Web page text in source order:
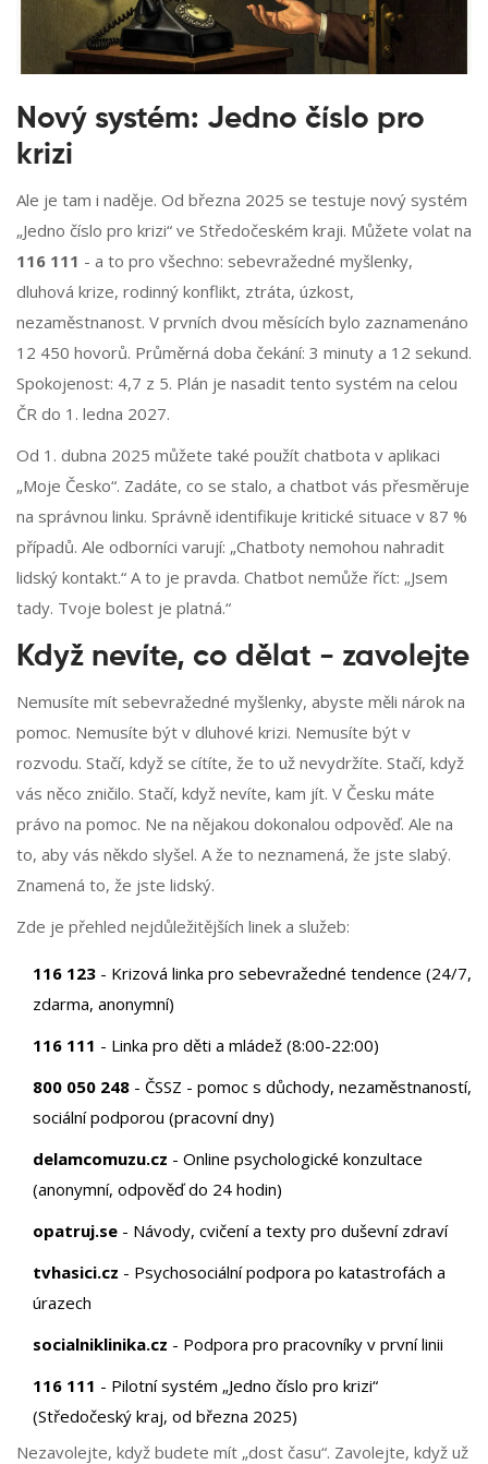
Nový systém: Jedno číslo pro
krizi
Ale je tam i naděje. Od března 2025 se testuje nový systém
„Jedno číslo pro krizi“ ve Středočeském kraji. Můžete volat na
116 111 - a to pro všechno: sebevražedné myšlenky,
dluhová krize, rodinný konflikt, ztráta, úzkost,
nezaměstnanost. V prvních dvou měsících bylo zaznamenáno
12 450 hovorů. Průměrná doba čekání: 3 minuty a 12 sekund.
Spokojenost: 4,7 z 5. Plán je nasadit tento systém na celou
ČR do 1. ledna 2027.
Od 1. dubna 2025 můžete také použít chatbota v aplikaci
„Moje Česko“. Zadáte, co se stalo, a chatbot vás přesměruje
na správnou linku. Správně identifikuje kritické situace v 87 %
případů. Ale odborníci varují: „Chatboty nemohou nahradit
lidský kontakt.“ A to je pravda. Chatbot nemůže říct: „Jsem
tady. Tvoje bolest je platná.“
Když nevíte, co dělat - zavolejte
Nemusíte mít sebevražedné myšlenky, abyste měli nárok na
pomoc. Nemusíte být v dluhové krizi. Nemusíte být v
rozvodu. Stačí, když se cítíte, že to už nevydržíte. Stačí, když
vás něco zničilo. Stačí, když nevíte, kam jít. V Česku máte
právo na pomoc. Ne na nějakou dokonalou odpověď. Ale na
to, aby vás někdo slyšel. A že to neznamená, že jste slabý.
Znamená to, že jste lidský.
Zde je přehled nejdůležitějších linek a služeb:
116 123 - Krizová linka pro sebevražedné tendence (24/7,
zdarma, anonymní)
116 111 - Linka pro děti a mládež (8:00-22:00)
800 050 248 - ČSSZ - pomoc s důchody, nezaměstnaností,
sociální podporou (pracovní dny)
delamcomuzu.cz - Online psychologické konzultace
(anonymní, odpověď do 24 hodin)
opatruj.se - Návody, cvičení a texty pro duševní zdraví
tvhasici.cz - Psychosociální podpora po katastrofách a
úrazech
socialniklinika.cz - Podpora pro pracovníky v první linii
116 111 - Pilotní systém „Jedno číslo pro krizi“
(Středočeský kraj, od března 2025)
Nezavolejte, když budete mít „dost času“. Zavolejte, když už